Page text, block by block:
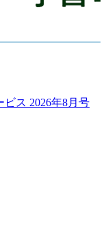
ビス 2026年8月号